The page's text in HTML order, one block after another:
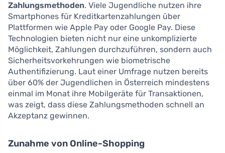
Zahlungsmethoden. Viele Jugendliche nutzen ihre
Smartphones für Kreditkartenzahlungen über
Plattformen wie Apple Pay oder Google Pay. Diese
Technologien bieten nicht nur eine unkomplizierte
Möglichkeit, Zahlungen durchzuführen, sondern auch
Sicherheitsvorkehrungen wie biometrische
Authentifizierung. Laut einer Umfrage nutzen bereits
über 60% der Jugendlichen in Österreich mindestens
einmal im Monat ihre Mobilgeräte für Transaktionen,
was zeigt, dass diese Zahlungsmethoden schnell an
Akzeptanz gewinnen.
Zunahme von Online-Shopping